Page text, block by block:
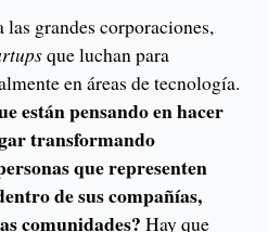
las grandes corporaciones,
que luchan para
en áreas de tecnología.
están pensando en hacer
transformando
que representen
de sus compañías,
comunidades? Hay que